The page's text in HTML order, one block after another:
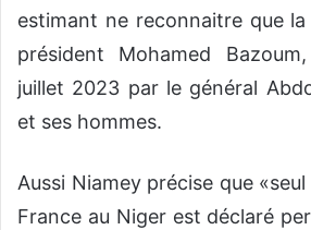
estimant ne reconnaitre que
président Mohamed
juillet 2023 par le général
et ses hommes.
Aussi Niamey précise que «seul
France au Niger est déclaré